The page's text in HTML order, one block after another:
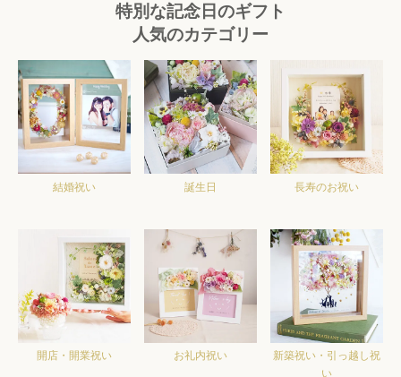
特別な記念日のギフト
人気のカテゴリー
結婚祝い 誕生日 長寿のお祝い
開店・開業祝い お礼内祝い
新築祝い・引っ越し祝
い